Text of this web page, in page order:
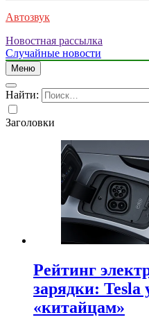
Автозвук
Новостная рассылка
Случайные новости
Меню
Найти:
Заголовки
Рейтинг
зарядки: Tesla
«китайцам»